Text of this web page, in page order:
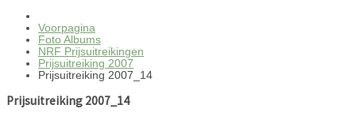
Voorpagina
Foto Albums
NRF Prijsuitreikingen
Prijsuitreiking 2007
Prijsuitreiking 2007_14
Prijsuitreiking 2007_14